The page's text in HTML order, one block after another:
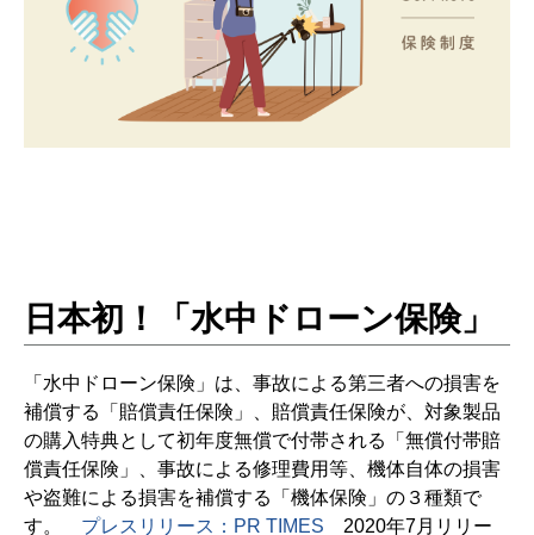
日本初！「水中ドローン保険」
「水中ドローン保険」は、事故による第三者への損害を
補償する「賠償責任保険」、賠償責任保険が、対象製品
の購入特典として初年度無償で付帯される「無償付帯賠
償責任保険」、事故による修理費用等、機体自体の損害
や盗難による損害を補償する「機体保険」の３種類で
す。 プレスリリース：PR TIMES 2020年7月リリー